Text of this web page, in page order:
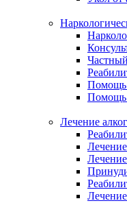
Помощь
Помощь
Лечение